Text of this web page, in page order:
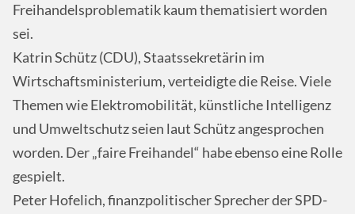
Freihandelsproblematik kaum thematisiert worden
sei.
Katrin Schütz (CDU), Staatssekretärin im
Wirtschaftsministerium, verteidigte die Reise. Viele
Themen wie Elektromobilität, künstliche Intelligenz
und Umweltschutz seien laut Schütz angesprochen
worden. Der „faire Freihandel“ habe ebenso eine Rolle
gespielt.
Peter Hofelich, finanzpolitischer Sprecher der SPD-